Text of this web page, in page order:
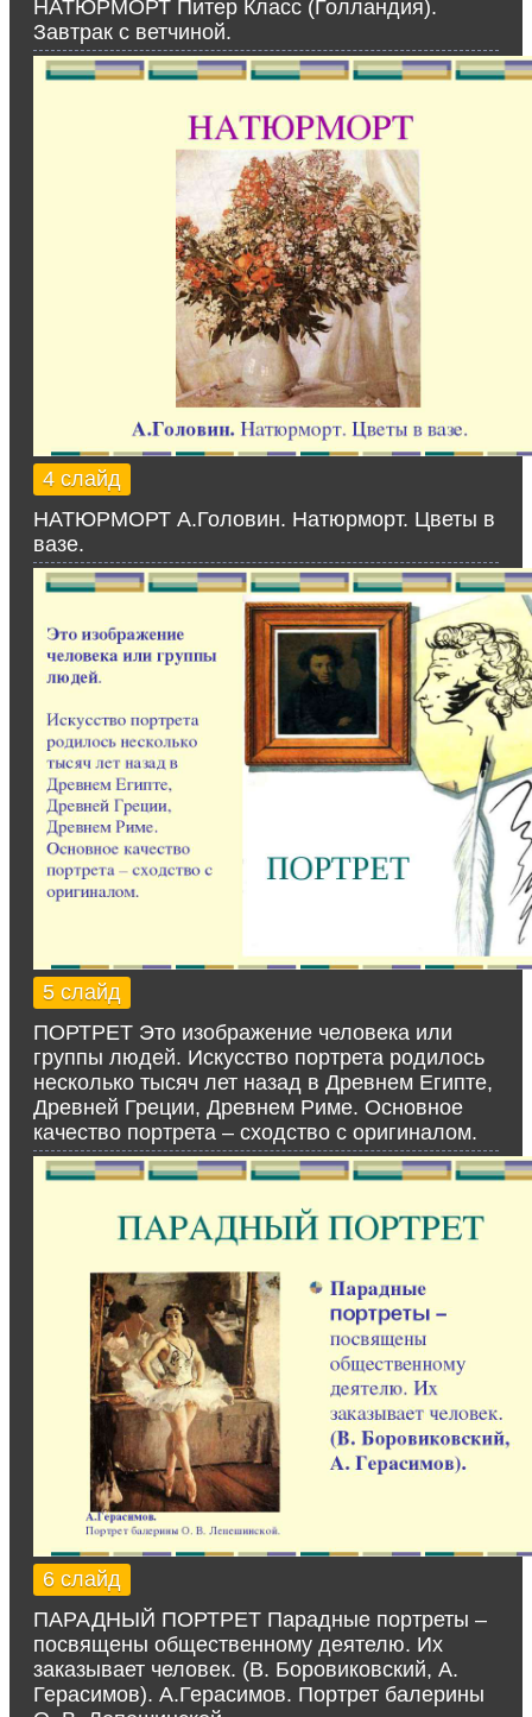
НАТЮРМОРТ Питер Класс (Голландия).
Завтрак с ветчиной.
4 слайд
НАТЮРМОРТ А.Головин. Натюрморт. Цветы в
вазе.
5 слайд
ПОРТРЕТ Это изображение человека или
группы людей. Искусство портрета родилось
несколько тысяч лет назад в Древнем Египте,
Древней Греции, Древнем Риме. Основное
качество портрета – сходство с оригиналом.
6 слайд
ПАРАДНЫЙ ПОРТРЕТ Парадные портреты –
посвящены общественному деятелю. Их
заказывает человек. (В. Боровиковский, А.
Герасимов). А.Герасимов. Портрет балерины